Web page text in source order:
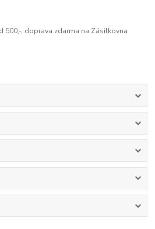
500,-, doprava zdarma na Zásilkovna